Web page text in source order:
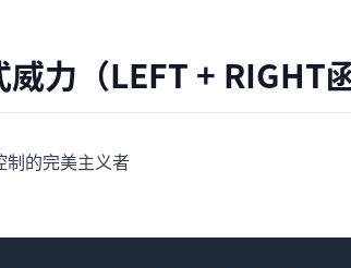
力（LEFT + RIGHT函
制的完美主义者